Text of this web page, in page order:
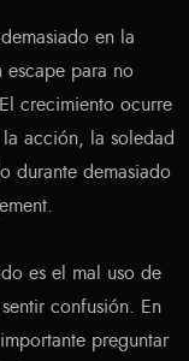
en la
escape para no
crecimiento ocurre
acción, la soledad
durante demasiado
es el mal uso de
confusión. En
preguntar